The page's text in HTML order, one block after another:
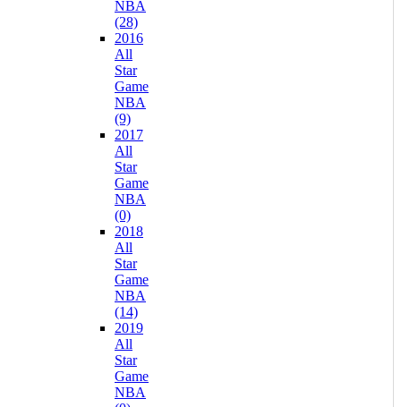
NBA
(28)
2016
All
Star
Game
NBA
(9)
2017
All
Star
Game
NBA
(0)
2018
All
Star
Game
NBA
(14)
2019
All
Star
Game
NBA